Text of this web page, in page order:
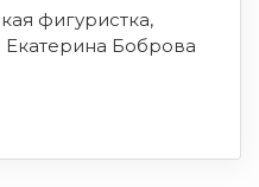
фигуристка,
Боброва